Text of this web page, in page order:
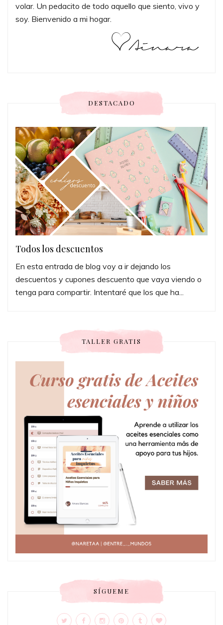
volar. Un pedacito de todo aquello que siento, vivo y
soy. Bienvenido a mi hogar.
DESTACADO
Todos los descuentos
En esta entrada de blog voy a ir dejando los
descuentos y cupones descuento que vaya viendo o
tenga para compartir. Intentaré que los que ha...
TALLER GRATIS
SÍGUEME